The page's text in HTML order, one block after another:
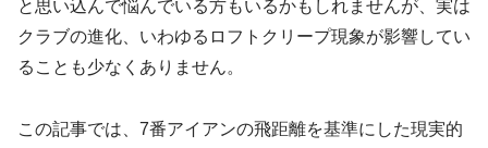
と思い込んで悩んでいる方もいるかもしれませんが、実は
クラブの進化、いわゆるロフトクリープ現象が影響してい
ることも少なくありません。
この記事では、7番アイアンの飛距離を基準にした現実的